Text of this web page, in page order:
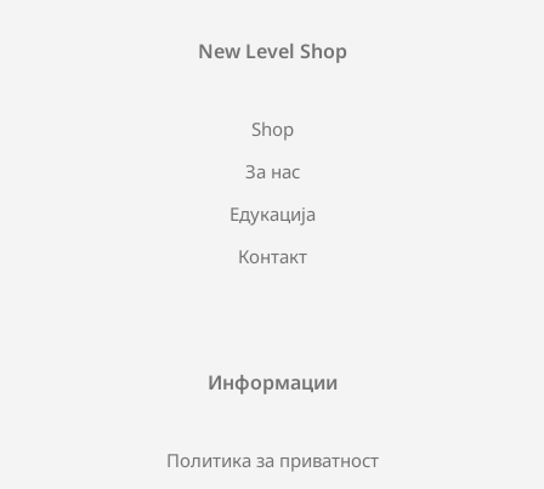
New Level Shop
Shop
За нас
Едукација
Контакт
Информации
Политика за приватност